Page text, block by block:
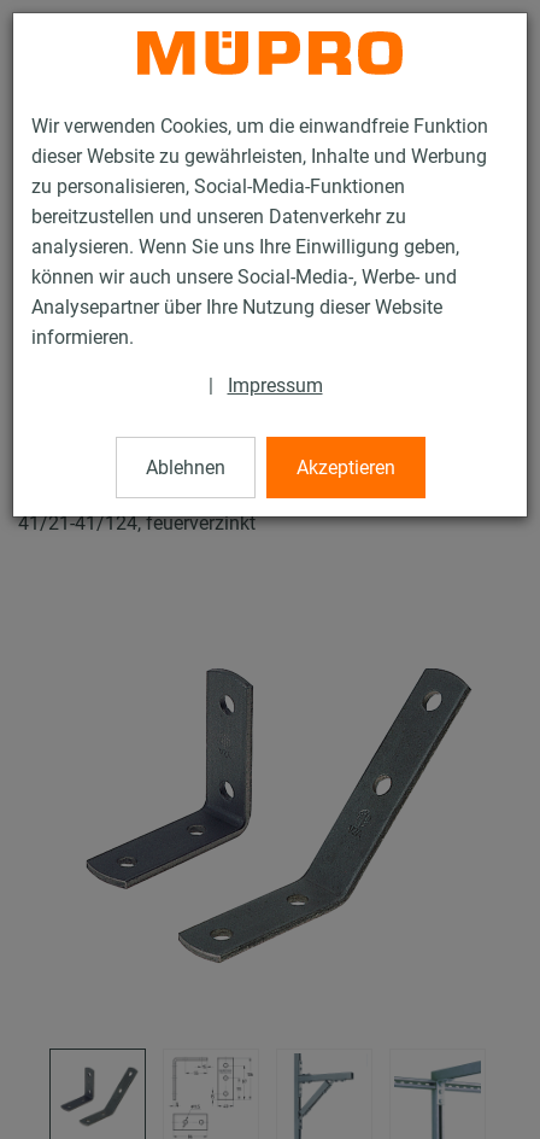
Wir verwenden Cookies, um die einwandfreie Funktion
dieser Website zu gewährleisten, Inhalte und Werbung
zu personalisieren, Social-Media-Funktionen
bereitzustellen und unseren Datenverkehr zu
analysieren. Wenn Sie uns Ihre Einwilligung geben,
können wir auch unsere Social-Media-, Werbe- und
Analysepartner über Ihre Nutzung dieser Website
informieren.
| Impressum
Ablehnen Akzeptieren
Kontakt
Produkte Befestigungstechnik
Installationsschienen
Montagewinkel
Montagewinkel
MPC/MPR-Montagewinkel 90° für Profile 38/40-40/120,
41/21-41/124, feuerverzinkt